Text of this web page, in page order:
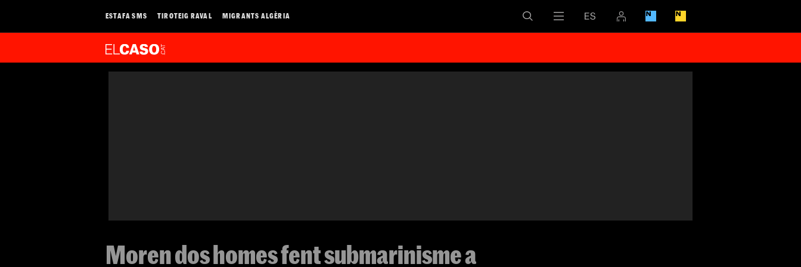
ESTAFA SMS TIROTEIG RAVAL MIGRANTS ALGÈRIA
Moren dos homes fent submarinisme a